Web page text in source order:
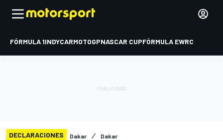
FÓRMULA 1INDYCARMOTOGPNASCAR CUPFÓRMULA EWRC
DECLARACIONES Dakar Dakar